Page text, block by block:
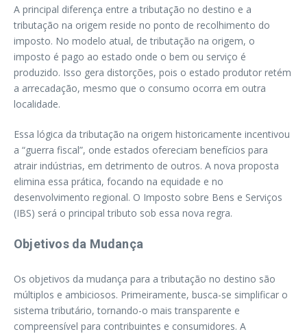
A principal diferença entre a tributação no destino e a
tributação na origem reside no ponto de recolhimento do
imposto. No modelo atual, de tributação na origem, o
imposto é pago ao estado onde o bem ou serviço é
produzido. Isso gera distorções, pois o estado produtor retém
a arrecadação, mesmo que o consumo ocorra em outra
localidade.
Essa lógica da tributação na origem historicamente incentivou
a “guerra fiscal”, onde estados ofereciam benefícios para
atrair indústrias, em detrimento de outros. A nova proposta
elimina essa prática, focando na equidade e no
desenvolvimento regional. O Imposto sobre Bens e Serviços
(IBS) será o principal tributo sob essa nova regra.
Objetivos da Mudança
Os objetivos da mudança para a tributação no destino são
múltiplos e ambiciosos. Primeiramente, busca-se simplificar o
sistema tributário, tornando-o mais transparente e
compreensível para contribuintes e consumidores. A